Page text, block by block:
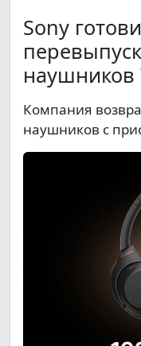
Sony
наушников
Компания
наушников с